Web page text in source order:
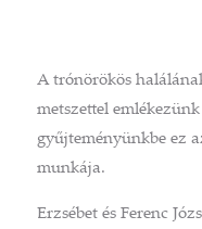
A trónörökös
metszettel
gyűjteményünkbe ez
munkája.
Erzsébet és Ferenc